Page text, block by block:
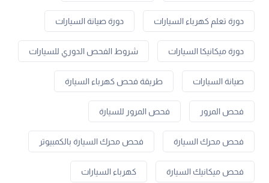
دورة تعلم كهرباء السيارات دورة صيانة السيارات
دورة ميكانيكا السيارات شروط الفحص الدوري للسيارات
صيانة السيارات طريقة فحص كهرباء السيارة
فحص المرور فحص المرور للسيارة
فحص محرك السيارة فحص محرك السيارة بالكمبيوتر
فحص ميكانيك السيارة كهرباء السيارات